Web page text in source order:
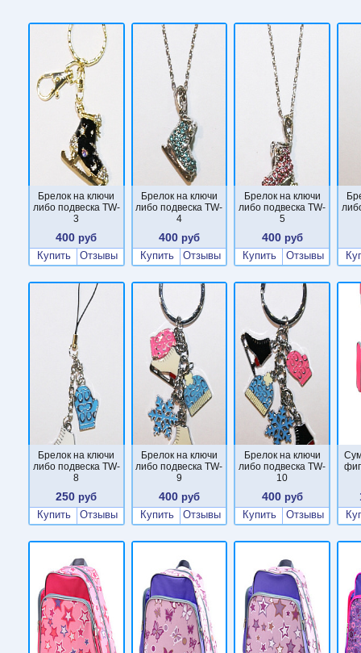
Брелок на ключи
либо подвеска TW-
3
400 руб
Купить
Отзывы
Брелок на ключи
либо подвеска TW-
4
400 руб
Купить
Отзывы
Брелок на ключи
либо подвеска TW-
5
400руб
Купить
Отзывы
Брелок на ключи
либо подвеска TW-
8
250 руб
Купить
Отзывы
Брелок на ключи
либо подвеска TW-
9
400 руб
Купить
Отзывы
Брелок на ключи
либо подвеска TW-
10
400руб
Купить
Отзывы